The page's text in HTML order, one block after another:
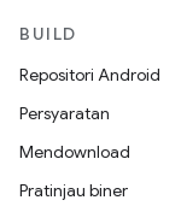
BUILD
Repositori Android
Persyaratan
Mendownload
Pratinjau biner